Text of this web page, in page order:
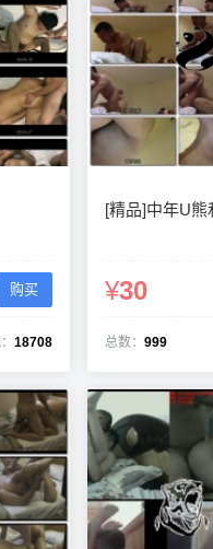
购买
18708
[精品]中年U熊
¥30
总数： 999